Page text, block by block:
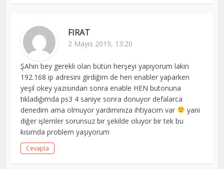
FIRAT
2 Mayıs 2019, 13:20
ŞAhin bey gerekli olan bütün herşeyi yapıyorum lakin
192.168 ip adresini girdiğim de hen enabler yaparken
yeşil okey yazısından sonra enable HEN butonuna
tıkladığımda ps3 4 saniye sonra donuyor defalarca
denedim ama olmuyor yardımınıza ihtiyacım var
yani
diğer işlemler sorunsuz bir şekilde oluyor bir tek bu
kısımda problem yaşıyorum
Cevapla